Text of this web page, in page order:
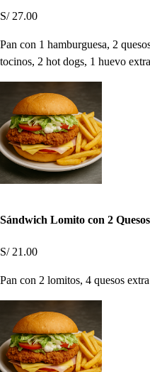
S/ 27.00
Pan con 1 hamburguesa, 2
tocinos, 2 hot dogs, 1 huevo
Sándwich Lomito con 2 Quesos
S/ 21.00
Pan con 2 lomitos, 4 quesos